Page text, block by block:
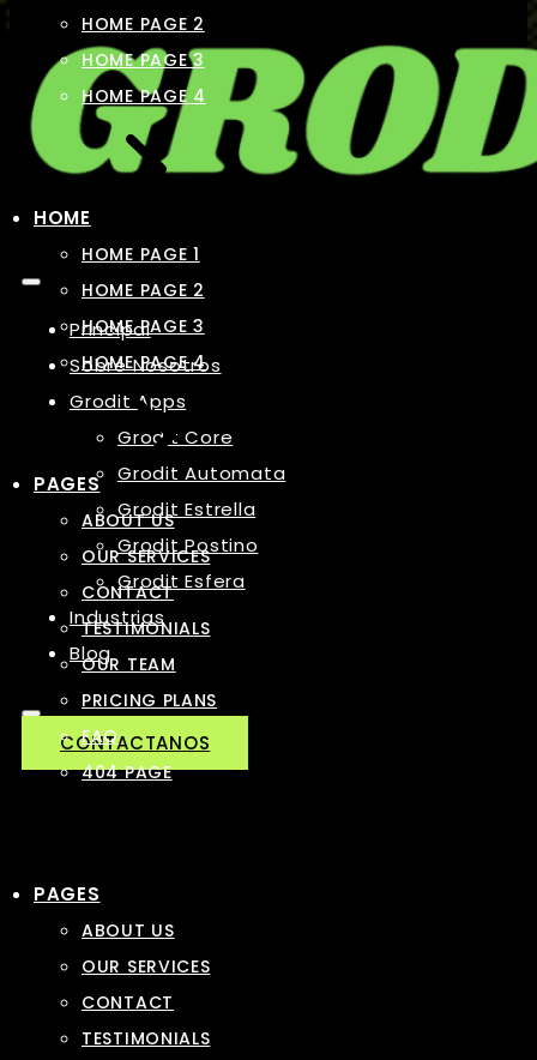
Principal
Sobre Nosotros
Grodit Apps
Grodit Core
Grodit Automata
Grodit Estrella
Grodit Postino
Grodit Esfera
Industrias
Blog
CONTACTANOS
HOME PAGE 2
HOME PAGE 3
HOME PAGE 4
HOME
HOME PAGE 1
HOME PAGE 2
HOME PAGE 3
HOME PAGE 4
PAGES
ABOUT US
OUR SERVICES
CONTACT
TESTIMONIALS
OUR TEAM
PRICING PLANS
FAQ
404 PAGE
PAGES
ABOUT US
OUR SERVICES
CONTACT
TESTIMONIALS